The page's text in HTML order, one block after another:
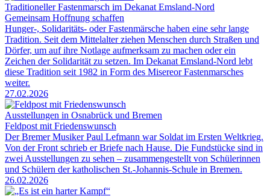
Traditioneller Fastenmarsch im Dekanat Emsland-Nord
Gemeinsam Hoffnung schaffen
Hunger-, Solidaritäts- oder Fastenmärsche haben eine sehr lange
Tradition. Seit dem Mittelalter ziehen Menschen durch Straßen und
Dörfer, um auf ihre Notlage aufmerksam zu machen oder ein
Zeichen der Solidarität zu setzen. Im Dekanat Emsland-Nord lebt
diese Tradition seit 1982 in Form des Misereor Fastenmarsches
weiter.
27.02.2026
Ausstellungen in Osnabrück und Bremen
Feldpost mit Friedenswunsch
Der Bremer Musiker Paul Lefmann war Soldat im Ersten Weltkrieg.
Von der Front schrieb er Briefe nach Hause. Die Fundstücke sind in
zwei Ausstellungen zu sehen – zusammengestellt von Schülerinnen
und Schülern der katholischen St.-Johannis-Schule in Bremen.
26.02.2026